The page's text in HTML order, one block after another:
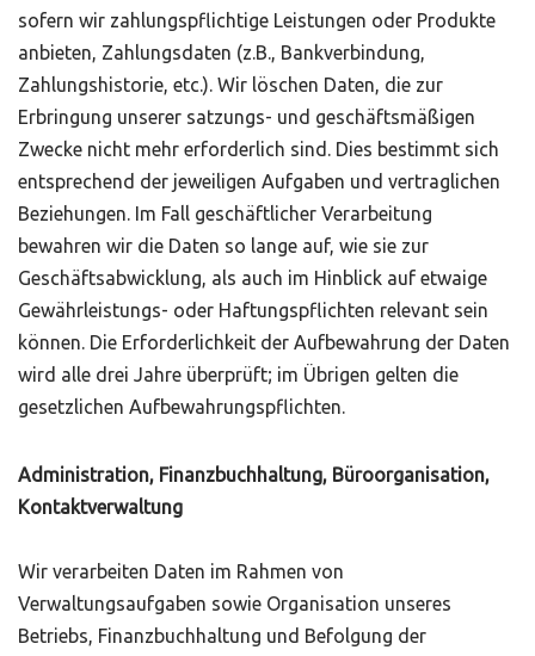
sofern wir zahlungspflichtige Leistungen oder Produkte
anbieten, Zahlungsdaten (z.B., Bankverbindung,
Zahlungshistorie, etc.). Wir löschen Daten, die zur
Erbringung unserer satzungs- und geschäftsmäßigen
Zwecke nicht mehr erforderlich sind. Dies bestimmt sich
entsprechend der jeweiligen Aufgaben und vertraglichen
Beziehungen. Im Fall geschäftlicher Verarbeitung
bewahren wir die Daten so lange auf, wie sie zur
Geschäftsabwicklung, als auch im Hinblick auf etwaige
Gewährleistungs- oder Haftungspflichten relevant sein
können. Die Erforderlichkeit der Aufbewahrung der Daten
wird alle drei Jahre überprüft; im Übrigen gelten die
gesetzlichen Aufbewahrungspflichten.
Administration, Finanzbuchhaltung, Büroorganisation,
Kontaktverwaltung
Wir verarbeiten Daten im Rahmen von
Verwaltungsaufgaben sowie Organisation unseres
Betriebs, Finanzbuchhaltung und Befolgung der